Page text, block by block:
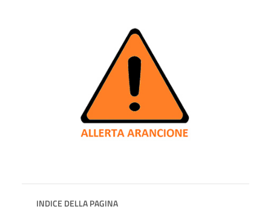
INDICE DELLA PAGINA